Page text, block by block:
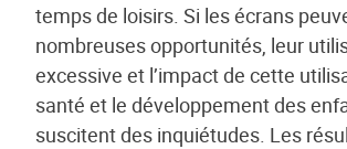
temps de loisirs. Si les écrans
nombreuses opportunités, leur
excessive et l’impact de cette
santé et le développement des
suscitent des inquiétudes. Les